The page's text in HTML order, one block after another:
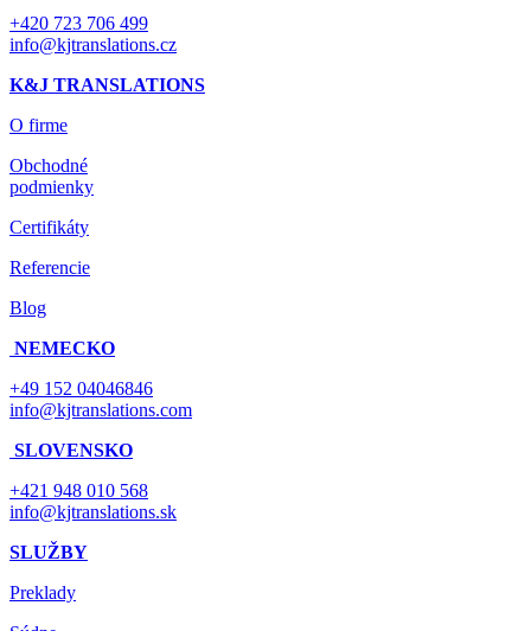
+420 723 706 499
info@kjtranslations.cz
K&J TRANSLATIONS
O firme
Obchodné
podmienky
Certifikáty
Referencie
Blog
NEMECKO
+49 152 04046846
info@kjtranslations.com
SLOVENSKO
+421 948 010 568
info@kjtranslations.sk
SLUŽBY
Preklady